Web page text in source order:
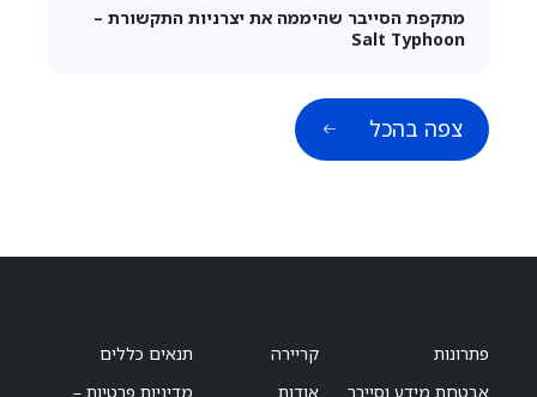
מתקפת הסייבר שהיממה את יצרניות התקשורת –
Salt Typhoon
צפה בהכל
פתרונות
אבטחת מידע וסייבר
קריירה
אודות
תנאים כללים
מדיניות פרטיות –